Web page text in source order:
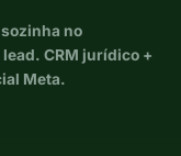
no
CRM jurídico +
Meta.